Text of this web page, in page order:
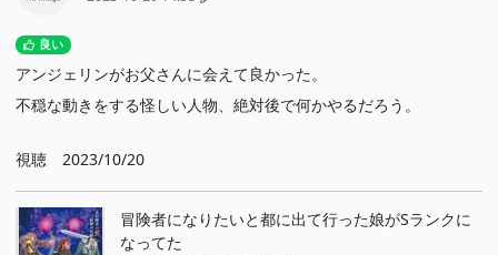
良い
アンジェリンがお父さんに会えて良かった。
不穏な動きをする怪しい人物、絶対後で何かやるだろう。
視聴 2023/10/20
冒険者になりたいと都に出て行った娘がSランクに
なってた